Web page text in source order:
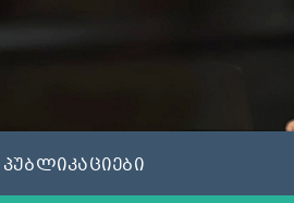
პუბლიკაციები